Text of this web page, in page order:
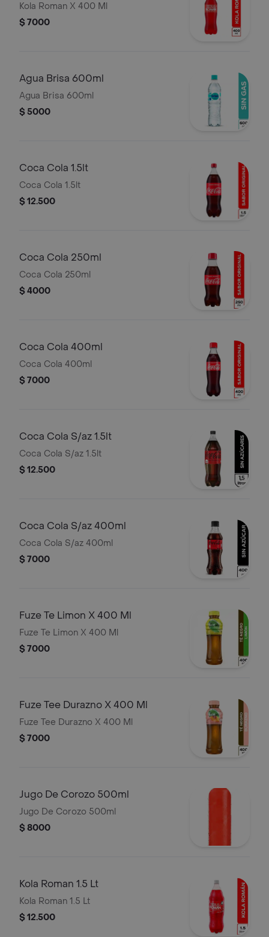
Kola Roman X 400 Ml
$ 7000
Agua Brisa 600ml
Agua Brisa 600ml
$ 5000
Coca Cola 1.5lt
Coca Cola 1.5lt
$ 12.500
Coca Cola 250ml
Coca Cola 250ml
$ 4000
Coca Cola 400ml
Coca Cola 400ml
$ 7000
Coca Cola S/az 1.5lt
Coca Cola S/az 1.5lt
$ 12.500
Coca Cola S/az 400ml
Coca Cola S/az 400ml
$ 7000
Fuze Te Limon X 400 Ml
Fuze Te Limon X 400 Ml
$ 7000
Fuze Tee Durazno X 400 Ml
Fuze Tee Durazno X 400 Ml
$ 7000
Jugo De Corozo 500ml
Jugo De Corozo 500ml
$ 8000
Kola Roman 1.5 Lt
Kola Roman 1.5 Lt
$ 12.500